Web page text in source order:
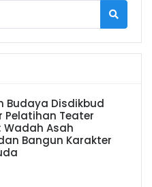
Budaya Disdikbud
Pelatihan Teater
Wadah Asah
Bangun Karakter